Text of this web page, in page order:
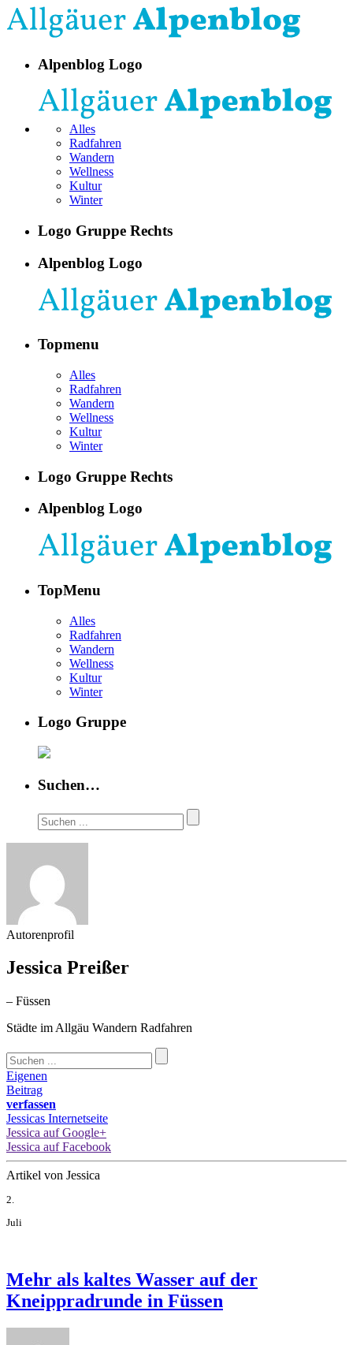
Alpenblog Logo
Alles
Radfahren
Wandern
Wellness
Kultur
Winter
Logo Gruppe Rechts
Alpenblog Logo
Topmenu
Alles
Radfahren
Wandern
Wellness
Kultur
Winter
Logo Gruppe Rechts
Alpenblog Logo
TopMenu
Alles
Radfahren
Wandern
Wellness
Kultur
Winter
Logo Gruppe
Suchen…
Autorenprofil
Jessica Preißer
– Füssen
Städte im Allgäu Wandern Radfahren
Eigenen
Beitrag
verfassen
Jessicas Internetseite
Jessica auf Google+
Jessica auf Facebook
Artikel von Jessica
2.
Juli
Mehr als kaltes Wasser auf der
Kneippradrunde in Füssen